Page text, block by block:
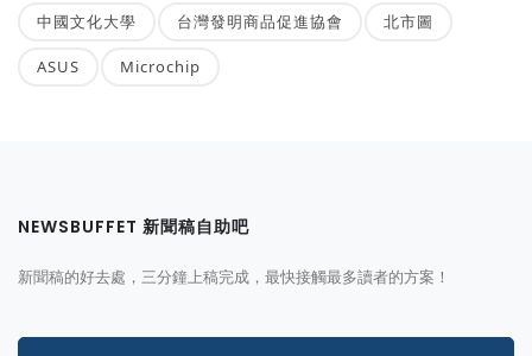
中國文化大學 台灣發明商品促進協會 北市圖
ASUS Microchip
NEWSBUFFET 新聞稿自助吧
新聞稿的好去處，三分鐘上稿完成，最快接觸最多讀者的方案！